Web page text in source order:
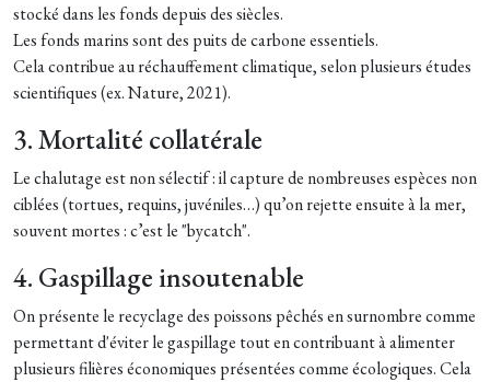
stocké dans les fonds depuis des siècles.
Les fonds marins sont des puits de carbone essentiels.
Cela contribue au réchauffement climatique, selon plusieurs études
scientifiques (ex. Nature, 2021).
3. Mortalité collatérale
Le chalutage est non sélectif : il capture de nombreuses espèces non
ciblées (tortues, requins, juvéniles…) qu’on rejette ensuite à la mer,
souvent mortes : c’est le "bycatch".
4. Gaspillage insoutenable
On présente le recyclage des poissons pêchés en surnombre comme
permettant d'éviter le gaspillage tout en contribuant à alimenter
plusieurs filières économiques présentées comme écologiques. Cela